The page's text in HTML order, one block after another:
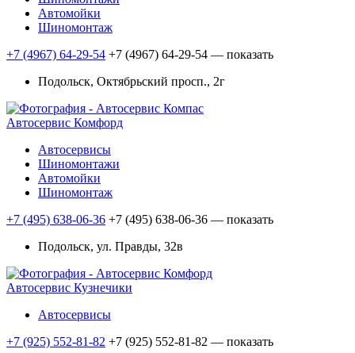
Автомойки
Шиномонтаж
+7 (4967) 64-29-54 +7 (4967) 64-29-54 — показать
Подольск, Октябрьский просп., 2г
Автосервис Комфорд
Автосервисы
Шиномонтажи
Автомойки
Шиномонтаж
+7 (495) 638-06-36 +7 (495) 638-06-36 — показать
Подольск, ул. Правды, 32в
Автосервис Кузнечики
Автосервисы
+7 (925) 552-81-82 +7 (925) 552-81-82 — показать